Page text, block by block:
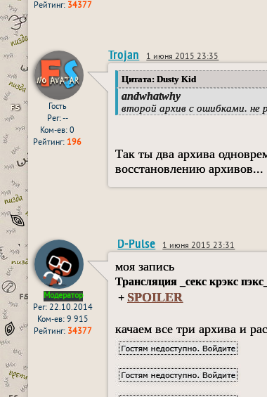
Рейтинг: 34377
Гость
Рег: --
Ком-ев: 0
Рейтинг: 196
Trojan 1 июня 2015 23:35
Цитата: Dusty Kid
andwhatwhy
второй архив с ошибками. не
Так ты два архива
восстановлению архивов...
Модератор
Рег: 22.10.2014
Ком-ев: 9 915
Рейтинг: 34377
D-Pulse 1 июня 2015 23:31
моя запись
Трансляция _секс крэкс
+ SPOILER
качаем все три архива и